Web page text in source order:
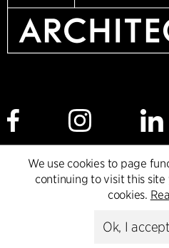
Cookie policy Data ethics
We use cookies to page
continuing to visit this
cookies.
Ok, I